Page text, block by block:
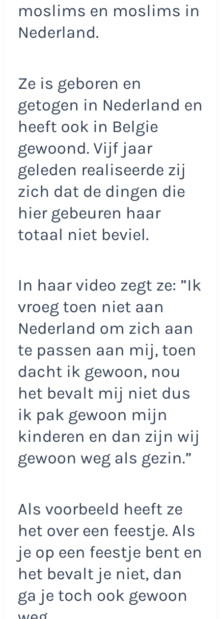
moslims en moslims in
Nederland.
Ze is geboren en
getogen in Nederland en
heeft ook in Belgie
gewoond. Vijf jaar
geleden realiseerde zij
zich dat de dingen die
hier gebeuren haar
totaal niet beviel.
In haar video zegt ze: ”Ik
vroeg toen niet aan
Nederland om zich aan
te passen aan mij, toen
dacht ik gewoon, nou
het bevalt mij niet dus
ik pak gewoon mijn
kinderen en dan zijn wij
gewoon weg als gezin.”
Als voorbeeld heeft ze
het over een feestje. Als
je op een feestje bent en
het bevalt je niet, dan
ga je toch ook gewoon